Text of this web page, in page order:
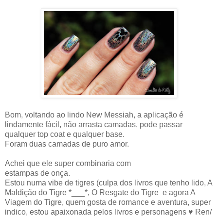
Bom, voltando ao lindo New Messiah, a aplicação é
lindamente fácil, não arrasta camadas, pode passar
qualquer top coat e qualquer base.
Foram duas camadas de puro amor.
Achei que ele super combinaria com
estampas de onça.
Estou numa vibe de tigres (culpa dos livros que tenho lido, A
Maldição do Tigre *___*, O Resgate do Tigre e agora A
Viagem do Tigre, quem gosta de romance e aventura, super
indico, estou apaixonada pelos livros e personagens ♥ Ren/